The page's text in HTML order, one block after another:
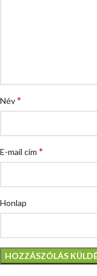
Név*
E-mail cím *
Honlap